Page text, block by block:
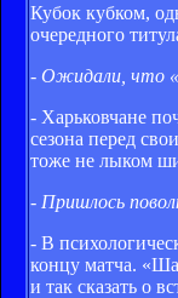
Кубок кубком,
очередного
- Ожидали, что
- Харьковчане
сезона перед
тоже не лыком
- Пришлось
- В
концу матча.
и так сказать о